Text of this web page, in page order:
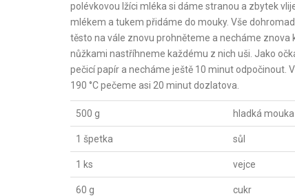
polévkovou lžíci mléka si dáme stranou a zbytek
mlékem a tukem přidáme do mouky. Vše
těsto na vále znovu prohněteme a necháme
nůžkami nastříhneme každému z nich uši. Jako
pečicí papír a necháme ještě 10 minut odpočinout.
190 °C pečeme asi 20 minut dozlatova.
500 g hladká mouka
1 špetka sůl
1 ks vejce
60 g cukr